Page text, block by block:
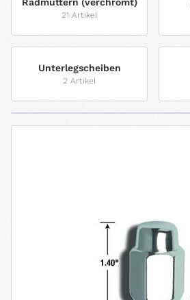
Radmuttern (verchromt)
21 Artikel
Unterlegscheiben
2 Artikel